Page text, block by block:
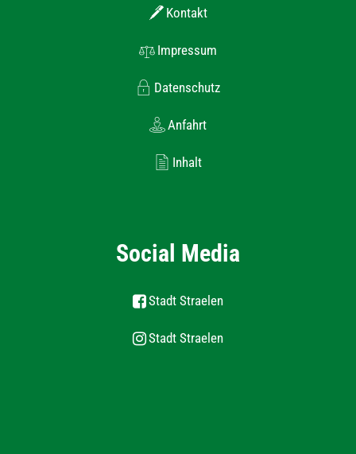
Kontakt
Impressum
Datenschutz
Anfahrt
Inhalt
Social Media
Stadt Straelen
Stadt Straelen